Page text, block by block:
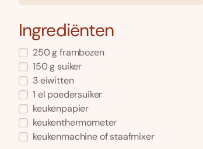
Ingrediënten
250 g frambozen
150 g suiker
3 eiwitten
1 el poedersuiker
keukenpapier
keukenthermometer
keukenmachine of staafmixer